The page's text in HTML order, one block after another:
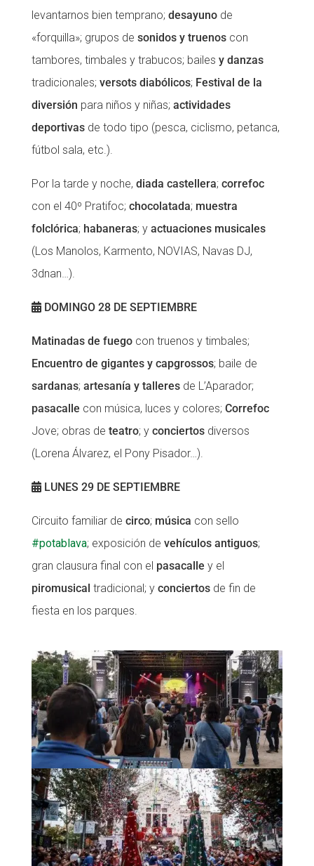
levantarnos bien temprano; desayunode
«forquilla»; grupos de sonidos y truenoscon
tambores, timbales y trabucos; bailes y danzas
tradicionales; versots diabólicos; Festival de la
diversión para niños y niñas; actividades
deportivasde todo tipo (pesca, ciclismo, petanca,
fútbol sala, etc.).
Por la tarde y noche, diada castellera; correfoc
con el 40º Pratifoc; chocolatada; muestra
folclórica; habaneras; y actuaciones musicales
(Los Manolos, Karmento, NOVIAS, Navas DJ,
3dnan…).
DOMINGO 28 DE SEPTIEMBRE
Matinadas de fuegocon truenos y timbales;
Encuentro de gigantes y capgrossos; baile de
sardanas; artesanía y talleresde L’Aparador;
pasacalle con música, luces y colores; Correfoc
Jove; obras de teatro; y conciertosdiversos
(Lorena Álvarez, el Pony Pisador…).
LUNES 29 DE SEPTIEMBRE
Circuito familiar de circo; música con sello
#potablava; exposición de vehículos antiguos;
gran clausura final con el pasacalle y el
piromusical tradicional; y conciertosde fin de
fiesta en los parques.